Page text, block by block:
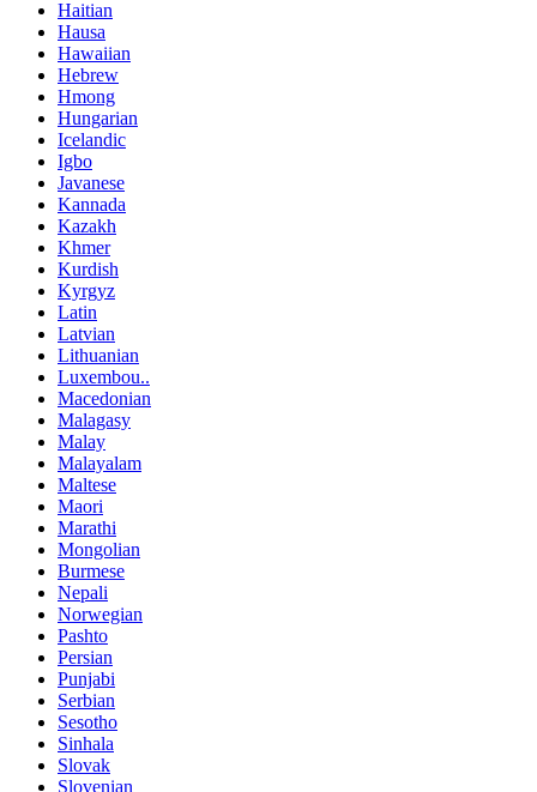
Haitian
Hausa
Hawaiian
Hebrew
Hmong
Hungarian
Icelandic
Igbo
Javanese
Kannada
Kazakh
Khmer
Kurdish
Kyrgyz
Latin
Latvian
Lithuanian
Luxembou..
Macedonian
Malagasy
Malay
Malayalam
Maltese
Maori
Marathi
Mongolian
Burmese
Nepali
Norwegian
Pashto
Persian
Punjabi
Serbian
Sesotho
Sinhala
Slovak
Slovenian